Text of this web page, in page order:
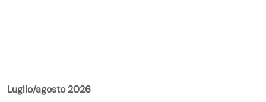
Luglio/agosto 2026